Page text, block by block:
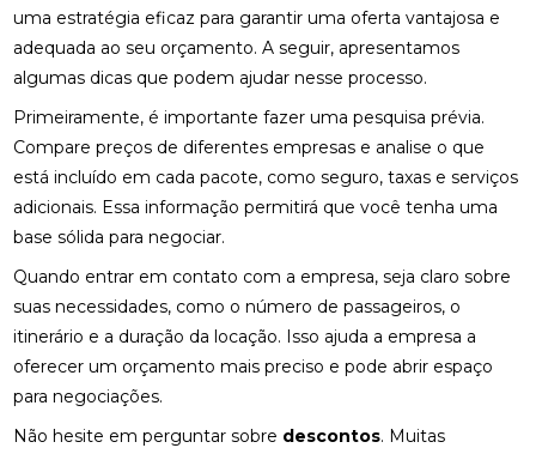
uma estratégia eficaz para garantir uma oferta vantajosa e
adequada ao seu orçamento. A seguir, apresentamos
algumas dicas que podem ajudar nesse processo.
Primeiramente, é importante fazer uma pesquisa prévia.
Compare preços de diferentes empresas e analise o que
está incluído em cada pacote, como seguro, taxas e serviços
adicionais. Essa informação permitirá que você tenha uma
base sólida para negociar.
Quando entrar em contato com a empresa, seja claro sobre
suas necessidades, como o número de passageiros, o
itinerário e a duração da locação. Isso ajuda a empresa a
oferecer um orçamento mais preciso e pode abrir espaço
para negociações.
Não hesite em perguntar sobre descontos. Muitas